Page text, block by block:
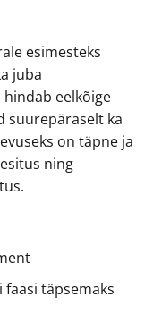
esimesteks
juba
eelkõige
suurepäraselt ka
on täpne ja
ning
täpsemaks